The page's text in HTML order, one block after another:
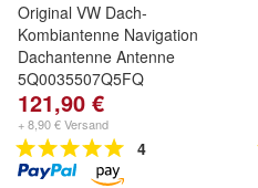
Original VW Dach-
Kombiantenne Navigation
Dachantenne Antenne
5Q0035507Q5FQ
121,90 €
+ 8,90 € Versand
4